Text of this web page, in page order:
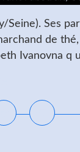
Ses
de
Ivanovna q